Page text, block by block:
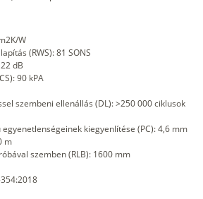
W
(RWS): 81 SONS
dB
90 kPA
szembeni ellenállás (DL): >250 000 ciklusok
kiegyenlítése (PC): 4,6 mm
m
szemben (RLB): 1600 mm